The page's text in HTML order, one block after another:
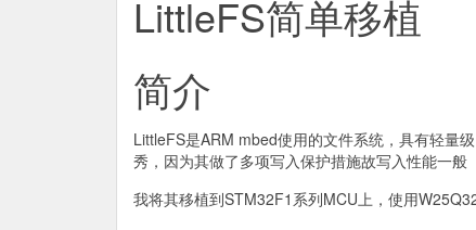
LittleFS简单移植
简介
LittleFS是ARM mbed使用的文件系统，具有轻量
秀，因为其做了多项写入保护措施故写入性能一般
我将其移植到STM32F1系列MCU上，使用